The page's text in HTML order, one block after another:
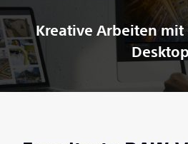
Kreative Arbeiten
Desktop